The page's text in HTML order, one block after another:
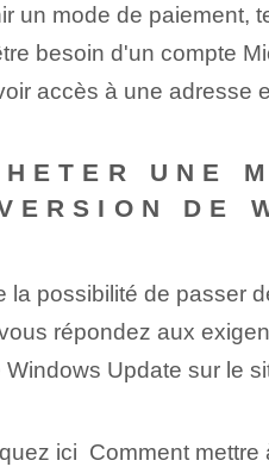
un mode de paiement,
besoin d'un compte
accès à une adresse
UNE
DE
la possibilité de passer
répondez aux
Update sur le
ici Comment mettre